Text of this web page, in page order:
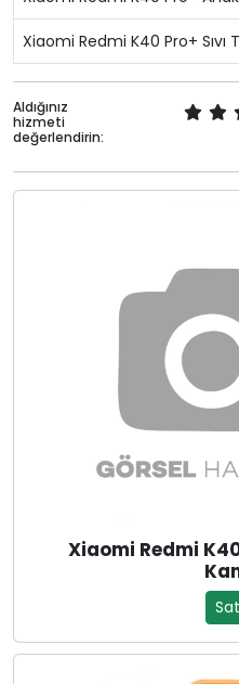
Xiaomi Redmi K40 Pro+ Sıvı
Aldığınız
hizmeti
değerlendirin:
Xiaomi Redmi